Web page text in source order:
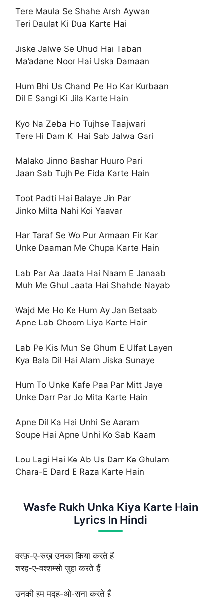
Tere Maula Se Shahe Arsh Aywan
Teri Daulat Ki Dua Karte Hai
Jiske Jalwe Se Uhud Hai Taban
Ma’adane Noor Hai Uska Damaan
Hum Bhi Us Chand Pe Ho Kar Kurbaan
Dil E Sangi Ki Jila Karte Hain
Kyo Na Zeba Ho Tujhse Taajwari
Tere Hi Dam Ki Hai Sab Jalwa Gari
Malako Jinno Bashar Huuro Pari
Jaan Sab Tujh Pe Fida Karte Hain
Toot Padti Hai Balaye Jin Par
Jinko Milta Nahi Koi Yaavar
Har Taraf Se Wo Pur Armaan Fir Kar
Unke Daaman Me Chupa Karte Hain
Lab Par Aa Jaata Hai Naam E Janaab
Muh Me Ghul Jaata Hai Shahde Nayab
Wajd Me Ho Ke Hum Ay Jan Betaab
Apne Lab Choom Liya Karte Hain
Lab Pe Kis Muh Se Ghum E Ulfat Layen
Kya Bala Dil Hai Alam Jiska Sunaye
Hum To Unke Kafe Paa Par Mitt Jaye
Unke Darr Par Jo Mita Karte Hain
Apne Dil Ka Hai Unhi Se Aaram
Soupe Hai Apne Unhi Ko Sab Kaam
Lou Lagi Hai Ke Ab Us Darr Ke Ghulam
Chara-E Dard E Raza Karte Hain
Wasfe Rukh Unka Kiya Karte Hain
Lyrics In Hindi
वस्फ़-ए-रुख़ उनका किया करते हैं
शरह-ए-वश्शम्सो ज़ुहा करते हैं
उनकी हम मद्ह-ओ-सना करते हैं